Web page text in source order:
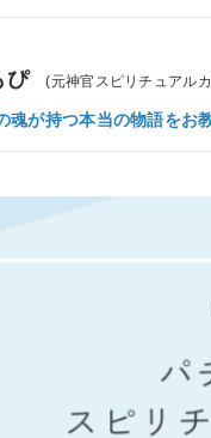
ぴ (元神官スピリチュアル
魂が持つ本当の物語をお